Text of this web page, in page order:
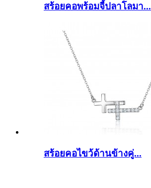
สร้อยคอพร้อมจี้ปลาโลมา...
สร้อยคอไขว้ด้านข้างคู่...